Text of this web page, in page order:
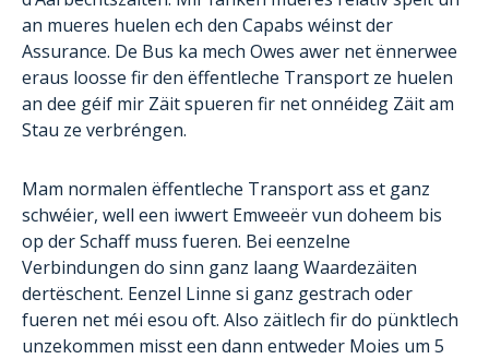
an mueres huelen ech den Capabs wéinst der
Assurance. De Bus ka mech Owes awer net ënnerwee
eraus loosse fir den ëffentleche Transport ze huelen
an dee géif mir Zäit spueren fir net onnéideg Zäit am
Stau ze verbréngen.
Mam normalen ëffentleche Transport ass et ganz
schwéier, well een iwwert Emweeër vun doheem bis
op der Schaff muss fueren. Bei eenzelne
Verbindungen do sinn ganz laang Waardezäiten
dertëschent. Eenzel Linne si ganz gestrach oder
fueren net méi esou oft. Also zäitlech fir do pünktlech
unzekommen misst een dann entweder Moies um 5